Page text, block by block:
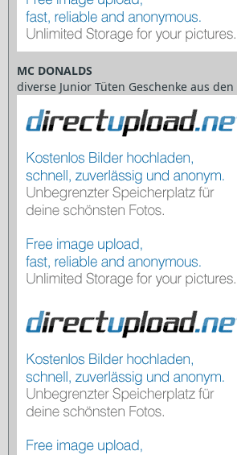
MC DONALDS
diverse Junior Tüten Geschenke aus den